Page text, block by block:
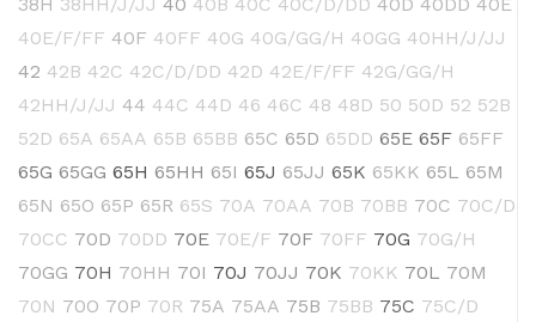
40E/F/FF 40F 40FF 40G 40G/GG/H 40GG 40HH/J/JJ
42 42B 42C 42C/D/DD 42D 42E/F/FF 42G/GG/H
42HH/J/JJ 44 44C 44D 46 46C 48 48D 50 50D 52 52B
52D 65A 65AA 65B 65BB 65C 65D 65DD 65E 65F 65FF
65G 65GG 65H 65HH 65I 65J 65JJ 65K 65KK 65L 65M
65N 65O 65P 65R 65S 70A 70AA 70B 70BB 70C 70C/D
70CC 70D 70DD 70E 70E/F 70F 70FF 70G 70G/H
70GG 70H 70HH 70I 70J 70JJ 70K 70KK 70L 70M
70N 70O 70P 70R 75A 75AA 75B 75BB 75C 75C/D